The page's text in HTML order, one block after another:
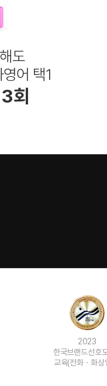
도
어 택1
회
한국브랜드선호도 1위
교육(전화ㆍ화상영어)